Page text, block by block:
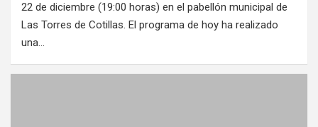
22 de diciembre (19:00 horas) en el pabellón municipal de
Las Torres de Cotillas. El programa de hoy ha realizado
una…